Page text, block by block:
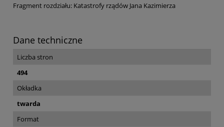
Fragment rozdziału: Katastrofy rządów Jana Kazimierza
Dane techniczne
Liczba stron
494
Okładka
twarda
Format